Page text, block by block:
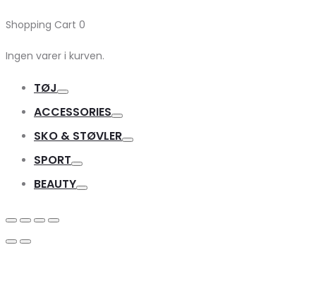
Shopping Cart 0
Ingen varer i kurven.
TØJ
ACCESSORIES
SKO & STØVLER
SPORT
BEAUTY